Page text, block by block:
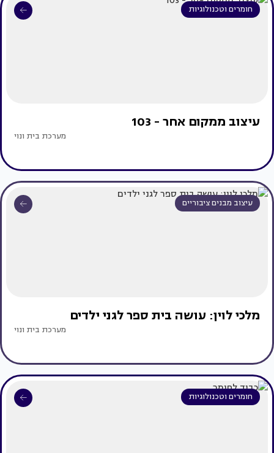
חומרים וטכנולוגיות
עיצוב ממקום אחר - 103
מערכת בית ונוי
עיצוב מבנים ציבוריים
מלכי לוין: עושה בית ספר לגני ילדים
מערכת בית ונוי
חומרים וטכנולוגיות